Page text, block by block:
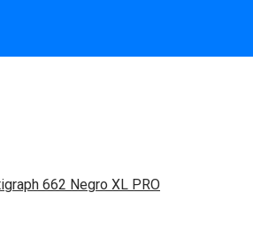
662 Negro XL PRO